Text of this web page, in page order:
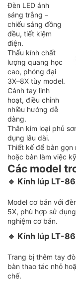
Đèn LED ánh
sáng trắng –
chiếu sáng đồng
đều, tiết kiệm
điện.
Thấu kính chất
lượng quang học
cao, phóng đại
3X–8X tùy model.
Cánh tay linh
hoạt, điều chỉnh
nhiều hướng dễ
dàng.
Thân kim loại phủ
dụng lâu dài.
Thiết kế để bàn gọn
hoặc bàn làm việc
Các model
🔹 Kính lúp LT-
Model cơ bản với
5X, phù hợp sử
nghiệm cơ bản.
🔹 Kính lúp LT-
Trang bị thêm tay
bàn thao tác nhỏ
chế.